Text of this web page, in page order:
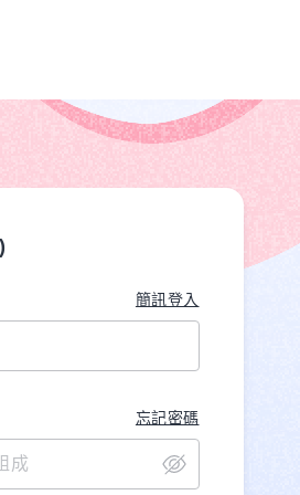
簡訊登入
忘記密碼